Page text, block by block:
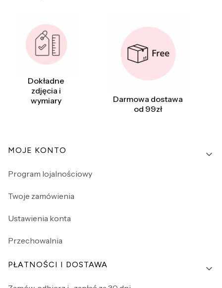
Dokładne
zdjęcia i
wymiary
Darmowa dostawa
od 99zł
Linki w stopce
MOJE KONTO
Program lojalnościowy
Twoje zamówienia
Ustawienia konta
Przechowalnia
PŁATNOŚCI I DOSTAWA